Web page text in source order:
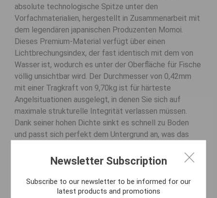
absolute technologische Spitze unter den
Vorfachmaterialien, hergestellt in Zusammenarbeit mit
dem legendären japanischen Produzenten Momoi.
Dieses Premium-Material verfügt über einen
Lichtbrechungsindex, der fast identisch mit dem von
Wasser ist, wodurch es unter der Oberfläche für Fische
völlig unsichtbar wird. Der Durchmesser von 0,42mm
mit einer Tragkraft von 9,70kg ist für härteste
Angelsituationen ausgelegt, in denen Sie sich auf
maximale strukturelle Integrität verlassen müssen.
Dank seiner hohen Dichte sinkt es schnell zu Boden
und passt sich perfekt dem Untergrund an, was das
Großkarpfen minimiert.
100% reines Fluorocarbonin allerhöchster
Newsletter Subscription
Subscribe to our newsletter to be informed for our
latest products and promotions